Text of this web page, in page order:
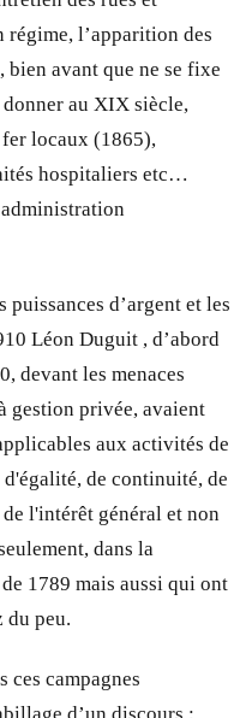
l’apparition des
bien avant que ne se fixe
au XIX siècle,
fer locaux (1865),
hospitaliers etc…
d’argent et les
Léon Duguit , d’abord
devant les menaces
gestion privée, avaient
aux activités de
de continuité, de
l'intérêt général et non
dans la
1789 mais aussi qui ont
du peu.
ces campagnes